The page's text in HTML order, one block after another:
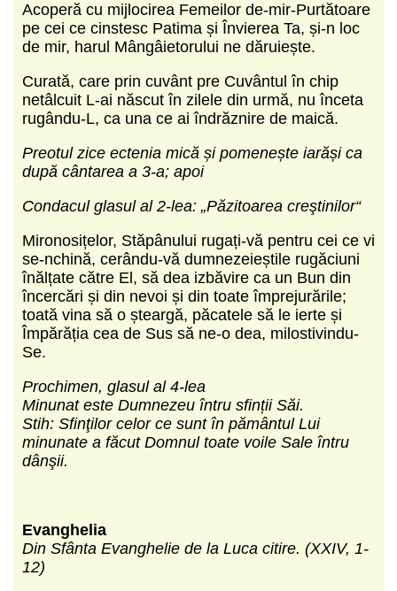
Acoperă cu mijlocirea Femeilor de-mir-Purtătoare
pe cei ce cinstesc Patima și Învierea Ta, și-n loc
de mir, harul Mângâietorului ne dăruiește.
Curată, care prin cuvânt pre Cuvântul în chip
netâlcuit L-ai născut în zilele din urmă, nu înceta
rugându-L, ca una ce ai îndrăznire de maică.
Preotul zice ectenia mică și pomenește iarăși ca
după cântarea a 3-a; apoi
Condacul glasul al 2-lea: „Păzitoarea creştinilor“
Mironosițelor, Stăpânului rugați-vă pentru cei ce vi
se-nchină, cerându-vă dumnezeieștile rugăciuni
înălțate către El, să dea izbăvire ca un Bun din
încercări și din nevoi și din toate împrejurările;
toată vina să o șteargă, păcatele să le ierte și
Împărăția cea de Sus să ne-o dea, milostivindu-
Se.
Prochimen, glasul al 4-lea
Minunat este Dumnezeu întru sfinții Săi.
Stih: Sfinţilor celor ce sunt în pământul Lui
minunate a făcut Domnul toate voile Sale întru
dânşii.
Evanghelia
Din Sfânta Evanghelie de la Luca citire. (XXIV, 1-
12)